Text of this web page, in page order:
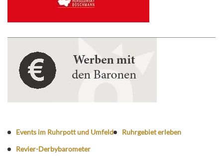
Events im Ruhrpott und Umfeld
Ruhrgebiet erleben
Revier-Derbybarometer